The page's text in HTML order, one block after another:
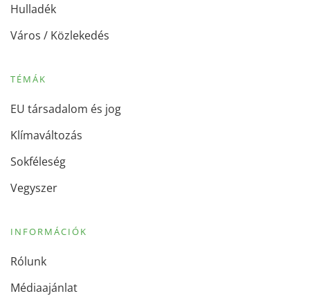
Hulladék
Város / Közlekedés
TÉMÁK
EU társadalom és jog
Klímaváltozás
Sokféleség
Vegyszer
INFORMÁCIÓK
Rólunk
Médiaajánlat